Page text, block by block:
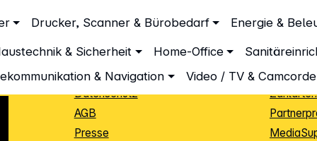
Drucker, Scanner & Bürobedarf Energie &
& Sicherheit Home-Office
& Navigation Video / TV &
Unsere Leistungen
Beratung
Datenschutz
AGB
Presse
Info
Zahlarten